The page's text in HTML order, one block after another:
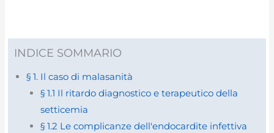
INDICE SOMMARIO
§ 1. Il caso di malasanità
§ 1.1 Il ritardo diagnostico e terapeutico della
setticemia
§ 1.2 Le complicanze dell'endocardite infettiva